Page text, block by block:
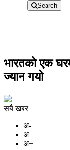
Search
भारतको एक
ज्यान गयो
सबै खबर
अ-
अ
अ+